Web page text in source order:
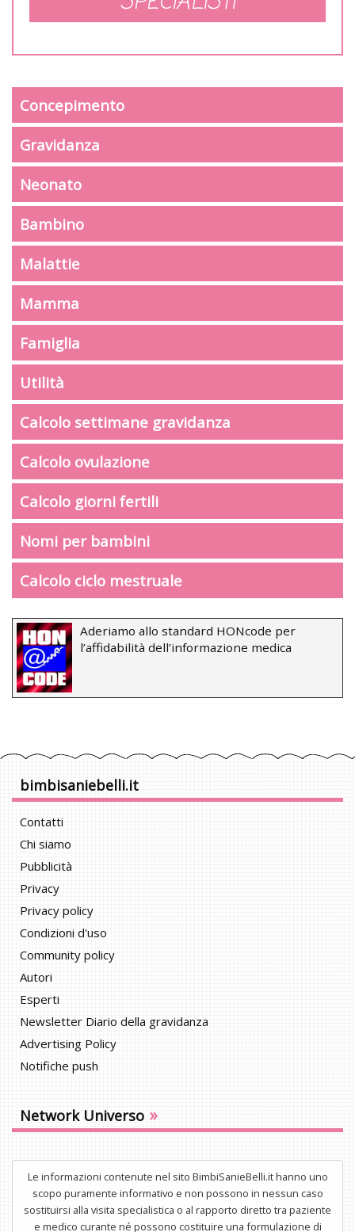
Concepimento
Gravidanza
Neonato
Bambino
Malattie
Mamma
Famiglia
Utilità
Calcolo settimane gravidanza
Calcolo ovulazione
Calcolo giorni fertili
Nomi per bambini
Calcolo ciclo mestruale
Aderiamo allo standard HONcode per
l’affidabilità dell’informazione medica
bimbisaniebelli.it
Contatti
Chi siamo
Pubblicità
Privacy
Privacy policy
Condizioni d'uso
Community policy
Autori
Esperti
Newsletter Diario della gravidanza
Advertising Policy
Notifiche push
Network Universo »
Le informazioni contenute nel sito BimbiSanieBelli.it hanno uno
scopo puramente informativo e non possono in nessun caso
sostituirsi alla visita specialistica o al rapporto diretto tra paziente
e medico curante né possono costituire una formulazione di